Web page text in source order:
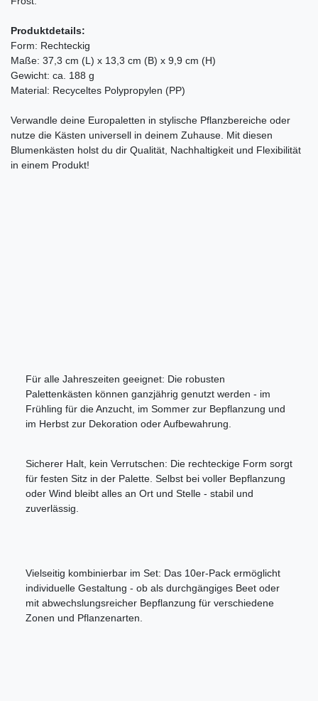
Produktdetails:
Form: Rechteckig
Maße: 37,3 cm (L) x 13,3 cm (B) x 9,9 cm (H)
Gewicht: ca. 188 g
Material: Recyceltes Polypropylen (PP)
Verwandle deine Europaletten in stylische Pflanzbereiche oder
nutze die Kästen universell in deinem Zuhause. Mit diesen
Blumenkästen holst du dir Qualität, Nachhaltigkeit und Flexibilität
in einem Produkt!
Für alle Jahreszeiten geeignet: Die robusten
Palettenkästen können ganzjährig genutzt werden - im
Frühling für die Anzucht, im Sommer zur Bepflanzung und
im Herbst zur Dekoration oder Aufbewahrung.
Sicherer Halt, kein Verrutschen: Die rechteckige Form sorgt
für festen Sitz in der Palette. Selbst bei voller Bepflanzung
oder Wind bleibt alles an Ort und Stelle - stabil und
zuverlässig.
Vielseitig kombinierbar im Set: Das 10er-Pack ermöglicht
individuelle Gestaltung - ob als durchgängiges Beet oder
mit abwechslungsreicher Bepflanzung für verschiedene
Zonen und Pflanzenarten.